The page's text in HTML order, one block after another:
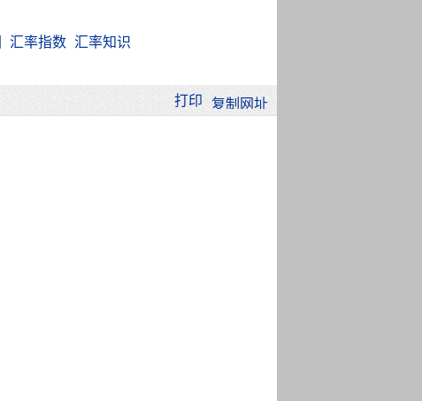
汇率指数 汇率知识
打印